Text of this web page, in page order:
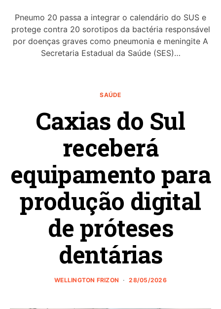
Pneumo 20 passa a integrar o calendário do SUS e
protege contra 20 sorotipos da bactéria responsável
por doenças graves como pneumonia e meningite A
Secretaria Estadual da Saúde (SES)…
SAÚDE
Caxias do Sul
receberá
equipamento para
produção digital
de próteses
dentárias
WELLINGTON FRIZON 28/05/2026